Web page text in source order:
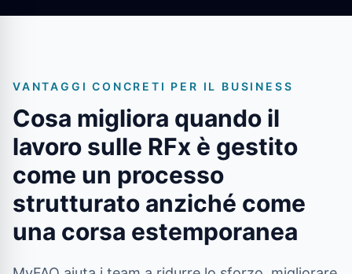
VANTAGGI CONCRETI PER IL BUSINESS
Cosa migliora quando il
lavoro sulle RFx è gestito
come un processo
strutturato anziché come
una corsa estemporanea